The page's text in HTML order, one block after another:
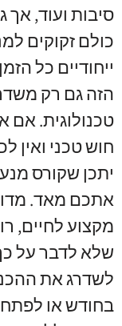
סיבות ועוד,אך
כולם זקוקים
ייחודיים כל הזמן
הזה גם רק
טכנולוגית.אם
חוש טכני ואין
יתכן שקורס
אתכם מאד.
מקצוע לחיים,
שלא לדבר על
לשדרג את
בחודש או